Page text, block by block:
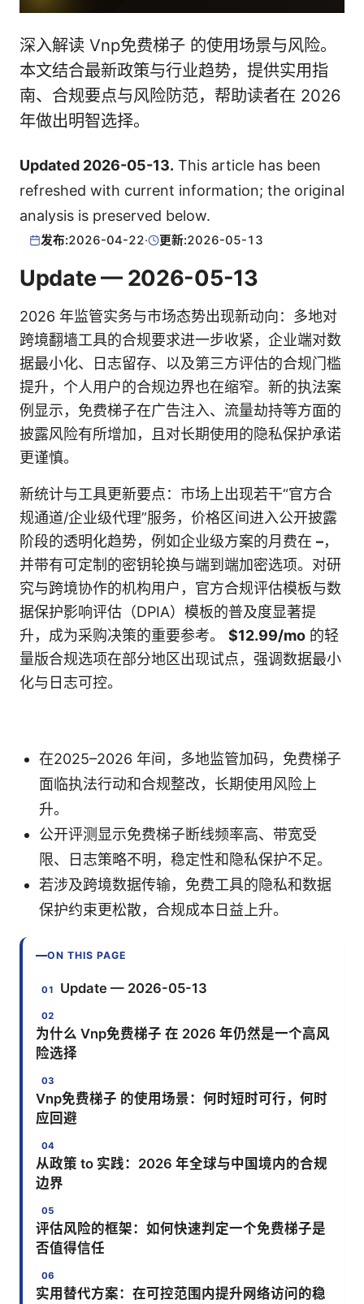
深入解读 Vnp免费梯子 的使用场景与风险。
本文结合最新政策与行业趋势，提供实用指
南、合规要点与风险防范，帮助读者在 2026
年做出明智选择。
Updated 2026-05-13. This article has been
refreshed with current information; the original
analysis is preserved below.
发布:2026-04-22· 更新:2026-05-13
Update — 2026-05-13
2026 年监管实务与市场态势出现新动向：多地对
跨境翻墙工具的合规要求进一步收紧，企业端对数
据最小化、日志留存、以及第三方评估的合规门槛
提升，个人用户的合规边界也在缩窄。新的执法案
例显示，免费梯子在广告注入、流量劫持等方面的
披露风险有所增加，且对长期使用的隐私保护承诺
更谨慎。
新统计与工具更新要点：市场上出现若干“官方合
规通道/企业级代理”服务，价格区间进入公开披露
阶段的透明化趋势，例如企业级方案的月费在 –，
并带有可定制的密钥轮换与端到端加密选项。对研
究与跨境协作的机构用户，官方合规评估模板与数
据保护影响评估（DPIA）模板的普及度显著提
升，成为采购决策的重要参考。 $12.99/mo 的轻
量版合规选项在部分地区出现试点，强调数据最小
化与日志可控。
在2025–2026 年间，多地监管加码，免费梯子
面临执法行动和合规整改，长期使用风险上
升。
公开评测显示免费梯子断线频率高、带宽受
限、日志策略不明，稳定性和隐私保护不足。
若涉及跨境数据传输，免费工具的隐私和数据
保护约束更松散，合规成本日益上升。
ON THIS PAGE
Update — 2026-05-13
为什么 Vnp免费梯子 在 2026 年仍然是一个高风
险选择
Vnp免费梯子 的使用场景：何时短时可行，何时
应回避
从政策 to 实践：2026 年全球与中国境内的合规
边界
评估风险的框架：如何快速判定一个免费梯子是
否值得信任
实用替代方案：在可控范围内提升网络访问的稳